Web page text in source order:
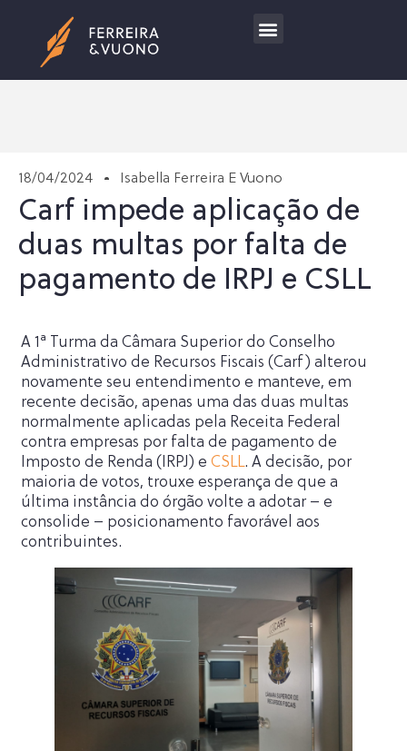
18/04/2024 Isabella Ferreira E Vuono
Carf impede aplicação de
duas multas por falta de
pagamento de IRPJ e CSLL
A 1ª Turma da Câmara Superior do Conselho
Administrativo de Recursos Fiscais (Carf) alterou
novamente seu entendimento e manteve, em
recente decisão, apenas uma das duas multas
normalmente aplicadas pela Receita Federal
contra empresas por falta de pagamento de
Imposto de Renda (IRPJ) e CSLL. A decisão, por
maioria de votos, trouxe esperança de que a
última instância do órgão volte a adotar – e
consolide – posicionamento favorável aos
contribuintes.